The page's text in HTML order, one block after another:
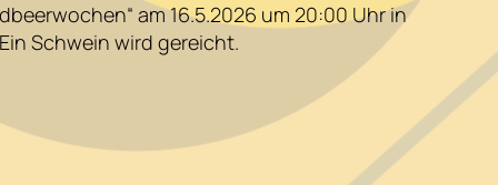
am 16.5.2026 um 20:00 Uhr in
Schwein wird gereicht.